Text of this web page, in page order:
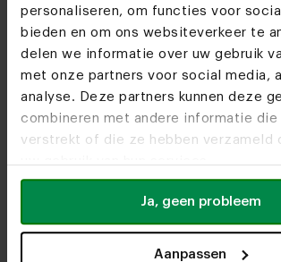
personaliseren, om functies voor
bieden en om ons websiteverkeer te
delen we informatie over uw gebruik
met onze partners voor social media,
analyse. Deze partners kunnen deze
combineren met andere informatie die
verstrekt of die ze hebben verzameld
Ja, geen probleem
Aanpassen
In onze showrooms kun je altijd